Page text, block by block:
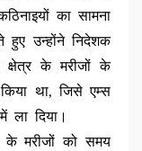
का सामना
हुए उन्होंने निदेशक
के मरीजों के
था, जिसे एम्स
दिया।
के मरीजों को समय